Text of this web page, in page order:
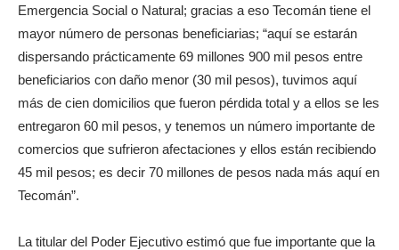
Emergencia Social o Natural; gracias a eso Tecomán tiene el
mayor número de personas beneficiarias; “aquí se estarán
dispersando prácticamente 69 millones 900 mil pesos entre
beneficiarios con daño menor (30 mil pesos), tuvimos aquí
más de cien domicilios que fueron pérdida total y a ellos se les
entregaron 60 mil pesos, y tenemos un número importante de
comercios que sufrieron afectaciones y ellos están recibiendo
45 mil pesos; es decir 70 millones de pesos nada más aquí en
Tecomán”.
La titular del Poder Ejecutivo estimó que fue importante que la